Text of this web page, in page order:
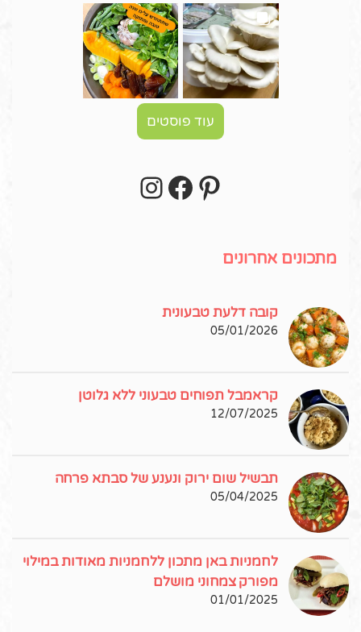
עוד פוסטים
Pinterest
Facebook
מתכונים אחרונים
קובה דלעת טבעונית
05/01/2026
קראמבל תפוחים טבעוני ללא גלוטן
12/07/2025
תבשיל שום ירוק ונענע של סבתא פרחה
05/04/2025
לחמניות באן מתכון ללחמניות מאודות במילוי
מפורק צמחוני מושלם
01/01/2025